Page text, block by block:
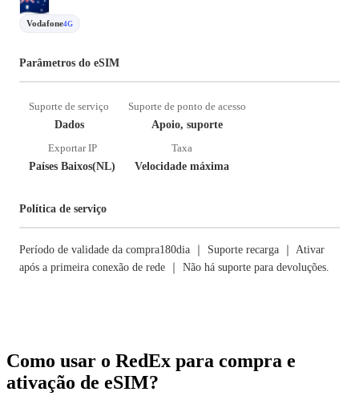
Vodafone4G
Parâmetros do eSIM
Suporte de serviço
Dados
Suporte de ponto de acesso
Apoio, suporte
Exportar IP
Países Baixos(NL)
Taxa
Velocidade máxima
Política de serviço
Período de validade da compra180dia ｜ Suporte recarga ｜ Ativar
após a primeira conexão de rede ｜ Não há suporte para devoluções.
Como usar o RedEx para compra e
ativação de eSIM?